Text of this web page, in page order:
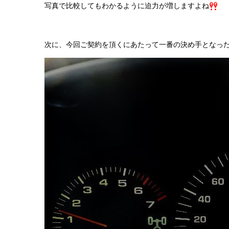
写真で比較してもわかるように迫力が増しますよね
次に、今回ご契約を頂くにあたって一番の決め手となっ